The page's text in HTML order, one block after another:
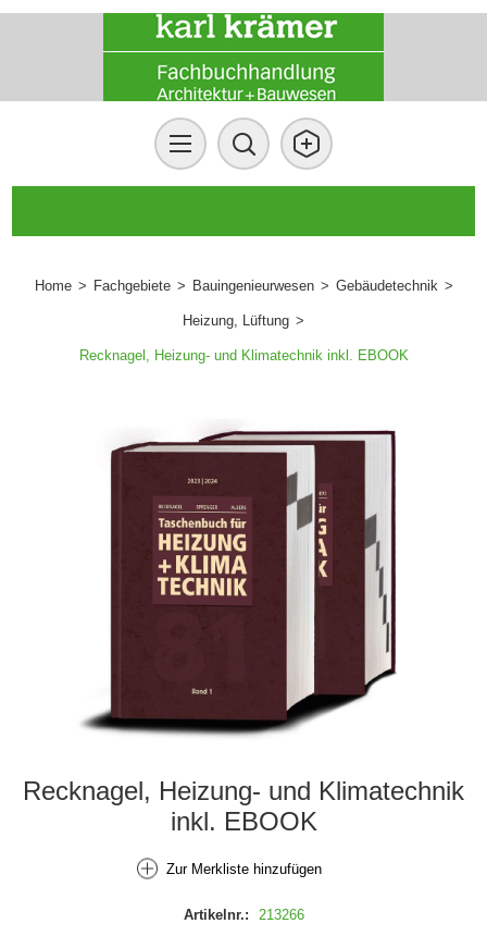
Home > Fachgebiete > Bauingenieurwesen > Gebäudetechnik >
Heizung, Lüftung >
Recknagel, Heizung- und Klimatechnik inkl. EBOOK
Recknagel, Heizung- und Klimatechnik
inkl. EBOOK
Zur Merkliste hinzufügen
Artikelnr.: 213266